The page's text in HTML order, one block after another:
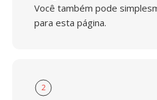
Você também pode
para esta página.
2